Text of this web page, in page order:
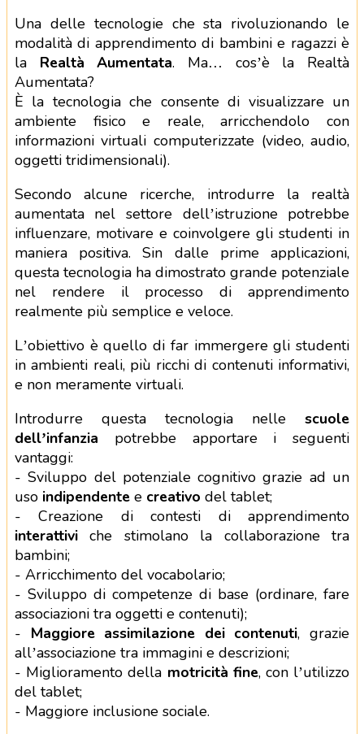
Una delle tecnologie che sta rivoluzionando le
modalità di apprendimento di bambini e ragazzi è
la Realtà Aumentata. Ma… cos’è la Realtà
Aumentata?
È la tecnologia che consente di visualizzare un
ambiente fisico e reale, arricchendolo con
informazioni virtuali computerizzate (video, audio,
oggetti tridimensionali).
Secondo alcune ricerche, introdurre la realtà
aumentata nel settore dell’istruzione potrebbe
influenzare, motivare e coinvolgere gli studenti in
maniera positiva. Sin dalle prime applicazioni,
questa tecnologia ha dimostrato grande potenziale
nel rendere il processo di apprendimento
realmente più semplice e veloce.
L’obiettivo è quello di far immergere gli studenti
in ambienti reali, più ricchi di contenuti informativi,
e non meramente virtuali.
Introdurre questa tecnologia nellescuole
dell’infanzia potrebbe apportare i seguenti
vantaggi:
- Sviluppo del potenziale cognitivo grazie ad un
uso indipendentee creativo del tablet;
- Creazione di contesti di apprendimento
interattiviche stimolano la collaborazione tra
bambini;
- Arricchimento del vocabolario;
- Sviluppo di competenze di base (ordinare, fare
associazioni tra oggetti e contenuti);
- Maggiore assimilazione dei contenuti, grazie
all’associazione tra immagini e descrizioni;
- Miglioramento della motricità fine, con l’utilizzo
del tablet;
- Maggiore inclusione sociale.